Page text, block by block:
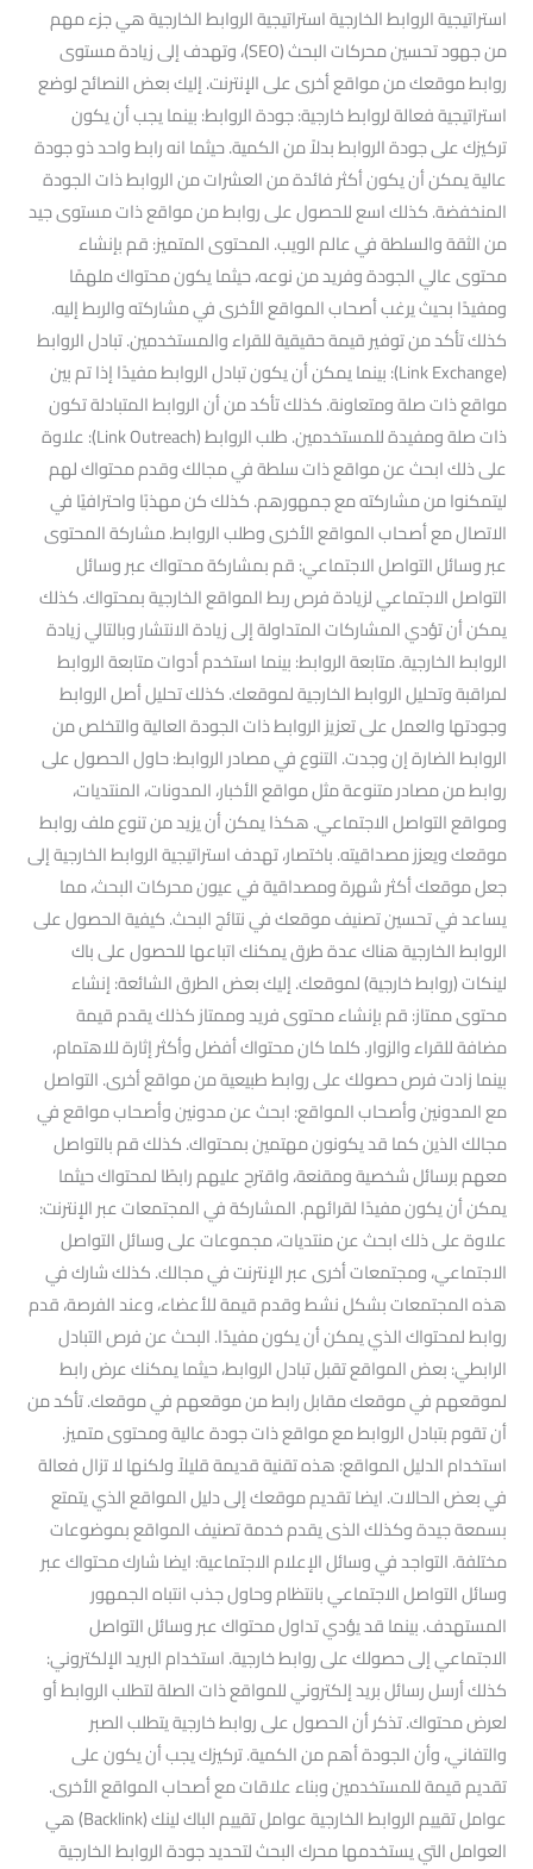
استراتيجية الروابط الخارجية استراتيجية الروابط الخارجية هي جزء مهم
من جهود تحسين محركات البحث (SEO)، وتهدف إلى زيادة مستوى
روابط موقعك من مواقع أخرى على الإنترنت. إليك بعض النصائح لوضع
استراتيجية فعالة لروابط خارجية: جودة الروابط: بينما يجب أن يكون
تركيزك على جودة الروابط بدلاً من الكمية. حيثما انه رابط واحد ذو جودة
عالية يمكن أن يكون أكثر فائدة من العشرات من الروابط ذات الجودة
المنخفضة. كذلك اسع للحصول على روابط من مواقع ذات مستوى جيد
من الثقة والسلطة في عالم الويب. المحتوى المتميز: قم بإنشاء
محتوى عالي الجودة وفريد من نوعه، حيثما يكون محتواك ملهمًا
ومفيدًا بحيث يرغب أصحاب المواقع الأخرى في مشاركته والربط إليه.
كذلك تأكد من توفير قيمة حقيقية للقراء والمستخدمين. تبادل الروابط
(Link Exchange): بينما يمكن أن يكون تبادل الروابط مفيدًا إذا تم بين
مواقع ذات صلة ومتعاونة. كذلك تأكد من أن الروابط المتبادلة تكون
ذات صلة ومفيدة للمستخدمين. طلب الروابط (Link Outreach): علاوة
على ذلك ابحث عن مواقع ذات سلطة في مجالك وقدم محتواك لهم
ليتمكنوا من مشاركته مع جمهورهم. كذلك كن مهذبًا واحترافيًا في
الاتصال مع أصحاب المواقع الأخرى وطلب الروابط. مشاركة المحتوى
عبر وسائل التواصل الاجتماعي: قم بمشاركة محتواك عبر وسائل
التواصل الاجتماعي لزيادة فرص ربط المواقع الخارجية بمحتواك. كذلك
يمكن أن تؤدي المشاركات المتداولة إلى زيادة الانتشار وبالتالي زيادة
الروابط الخارجية. متابعة الروابط: بينما استخدم أدوات متابعة الروابط
لمراقبة وتحليل الروابط الخارجية لموقعك. كذلك تحليل أصل الروابط
وجودتها والعمل على تعزيز الروابط ذات الجودة العالية والتخلص من
الروابط الضارة إن وجدت. التنوع في مصادر الروابط: حاول الحصول على
روابط من مصادر متنوعة مثل مواقع الأخبار، المدونات، المنتديات،
ومواقع التواصل الاجتماعي. هكذا يمكن أن يزيد من تنوع ملف روابط
موقعك ويعزز مصداقيته. باختصار، تهدف استراتيجية الروابط الخارجية إلى
جعل موقعك أكثر شهرة ومصداقية في عيون محركات البحث، مما
يساعد في تحسين تصنيف موقعك في نتائج البحث. كيفية الحصول على
الروابط الخارجية هناك عدة طرق يمكنك اتباعها للحصول على باك
لينكات (روابط خارجية) لموقعك. إليك بعض الطرق الشائعة: إنشاء
محتوى ممتاز: قم بإنشاء محتوى فريد وممتاز كذلك يقدم قيمة
مضافة للقراء والزوار. كلما كان محتواك أفضل وأكثر إثارة للاهتمام،
بينما زادت فرص حصولك على روابط طبيعية من مواقع أخرى. التواصل
مع المدونين وأصحاب المواقع: ابحث عن مدونين وأصحاب مواقع في
مجالك الذين كما قد يكونون مهتمين بمحتواك. كذلك قم بالتواصل
معهم برسائل شخصية ومقنعة، واقترح عليهم رابطًا لمحتواك حيثما
يمكن أن يكون مفيدًا لقرائهم. المشاركة في المجتمعات عبر الإنترنت:
علاوة على ذلك ابحث عن منتديات، مجموعات على وسائل التواصل
الاجتماعي، ومجتمعات أخرى عبر الإنترنت في مجالك. كذلك شارك في
هذه المجتمعات بشكل نشط وقدم قيمة للأعضاء، وعند الفرصة، قدم
روابط لمحتواك الذي يمكن أن يكون مفيدًا. البحث عن فرص التبادل
الرابطي: بعض المواقع تقبل تبادل الروابط، حيثما يمكنك عرض رابط
لموقعهم في موقعك مقابل رابط من موقعهم في موقعك. تأكد من
أن تقوم بتبادل الروابط مع مواقع ذات جودة عالية ومحتوى متميز.
استخدام الدليل المواقع: هذه تقنية قديمة قليلاً ولكنها لا تزال فعالة
في بعض الحالات. ايضا تقديم موقعك إلى دليل المواقع الذي يتمتع
بسمعة جيدة وكذلك الذى يقدم خدمة تصنيف المواقع بموضوعات
مختلفة. التواجد في وسائل الإعلام الاجتماعية: ايضا شارك محتواك عبر
وسائل التواصل الاجتماعي بانتظام وحاول جذب انتباه الجمهور
المستهدف. بينما قد يؤدي تداول محتواك عبر وسائل التواصل
الاجتماعي إلى حصولك على روابط خارجية. استخدام البريد الإلكتروني:
كذلك أرسل رسائل بريد إلكتروني للمواقع ذات الصلة لتطلب الروابط أو
لعرض محتواك. تذكر أن الحصول على روابط خارجية يتطلب الصبر
والتفاني، وأن الجودة أهم من الكمية. تركيزك يجب أن يكون على
تقديم قيمة للمستخدمين وبناء علاقات مع أصحاب المواقع الأخرى.
عوامل تقييم الروابط الخارجية عوامل تقييم الباك لينك (Backlink) هي
العوامل التي يستخدمها محرك البحث لتحديد جودة الروابط الخارجية